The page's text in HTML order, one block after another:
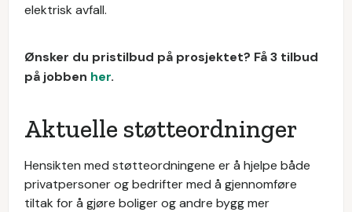
elektrisk avfall.
Ønsker du pristilbud på prosjektet? Få 3 tilbud
på jobben her.
Aktuelle støtteordninger
Hensikten med støtteordningene er å hjelpe både
privatpersoner og bedrifter med å gjennomføre
tiltak for å gjøre boliger og andre bygg mer